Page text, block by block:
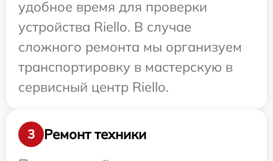
удобное время для проверки
устройства Riello. В случае
сложного ремонта мы организуем
транспортировку в мастерскую в
сервисный центр Riello.
3
Ремонт техники